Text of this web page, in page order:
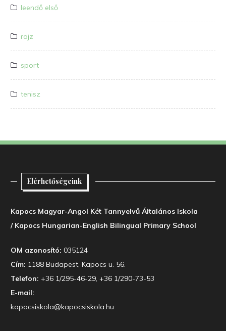
leendő első
rajz
sport
tenisz
Elérhetőségeink
Kapocs Magyar-Angol Két Tannyelvű Általános Iskola
/ Kapocs Hungarian-English Bilingual Primary School
OM azonosító: 035124
Cím: 1188 Budapest, Kapocs u. 56.
Telefon: +36 1/295-46-29, +36 1/290-73-53
E-mail:
kapocsiskola@kapocsiskola.hu